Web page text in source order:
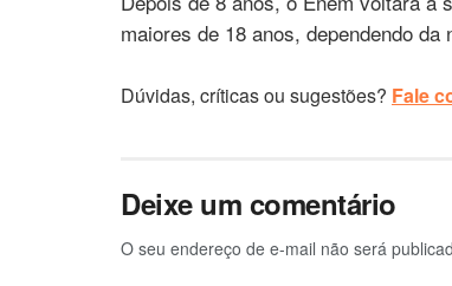
maiores de 18 anos, dependendo da
Dúvidas, críticas ou sugestões? Fale
Deixe um comentário
O seu endereço de e-mail não será